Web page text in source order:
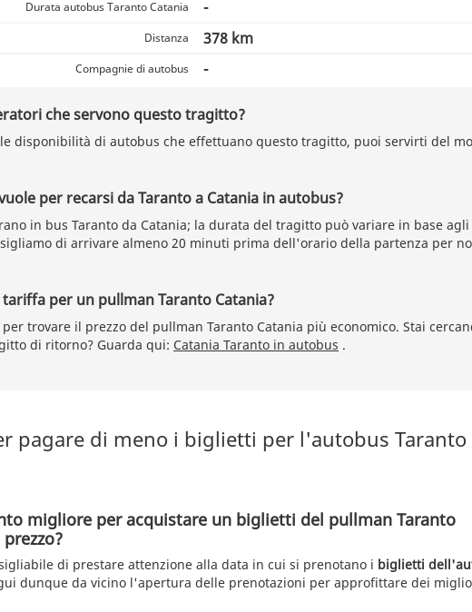
Durata autobus Taranto Catania -
Distanza 378 km
Compagnie di autobus -
che servono questo tragitto?
disponibilità di autobus che effettuano questo tragitto, puoi servirti del
per recarsi da Taranto a Catania in autobus?
in bus Taranto da Catania; la durata del tragitto può variare in base agli
di arrivare almeno 20 minuti prima dell'orario della partenza per
per un pullman Taranto Catania?
per trovare il prezzo del pullman Taranto Catania più economico. Stai
di ritorno? Guarda qui: Catania Taranto in autobus .
pagare di meno i biglietti per l'autobus Taranto
migliore per acquistare un biglietti del pullman Taranto
di prestare attenzione alla data in cui si prenotano i biglietti
dunque da vicino l'apertura delle prenotazioni per approfittare dei